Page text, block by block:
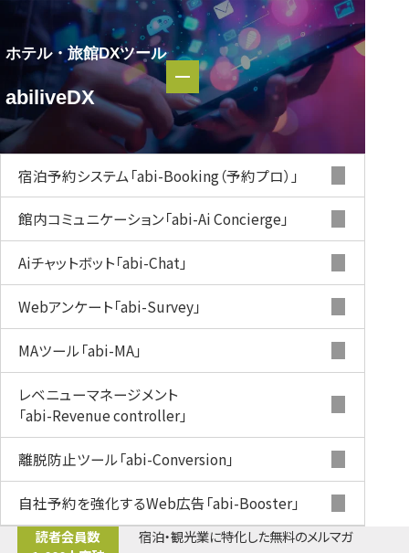
ホテル・
旅館DXツール
abiliveDX
ホテル・旅館DXツール
abiliveDX
宿泊予約システム 「abi-Booking（予約プロ）」
館内コミュニケーション「abi-Ai Concierge」
Aiチャットボット「abi-Chat」
Webアンケート「abi-Survey」
MAツール「abi-MA」
レベニューマネージメント
「abi-Revenue controller」
離脱防止ツール「abi-Conversion」
自社予約を強化するWeb広告 「abi-Booster」
宿泊・観光業に特化した無料のメルマガ
読者会員数